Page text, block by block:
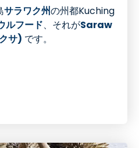
サラワク州の州都Kuching
ルフード、それがSaraw
サ) です。